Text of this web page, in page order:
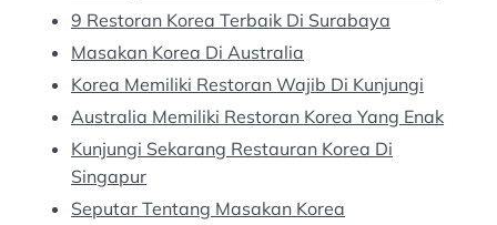
9 Restoran Korea Terbaik Di Surabaya
Masakan Korea Di Australia
Korea Memiliki Restoran Wajib Di Kunjungi
Australia Memiliki Restoran Korea Yang Enak
Kunjungi Sekarang Restauran Korea Di
Singapur
Seputar Tentang Masakan Korea